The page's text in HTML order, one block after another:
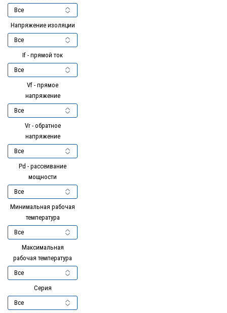
Напряжение изоляции
If - прямой ток
Vf - прямое
напряжение
Vr - обратное
напряжение
Pd - рассеивание
мощности
Минимальная рабочая
температура
Максимальная
рабочая температура
Серия